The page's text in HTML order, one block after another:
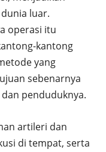
luar.
operasi itu
kantong
yang
sebenarnya
penduduknya.
artileri dan
di tempat, serta